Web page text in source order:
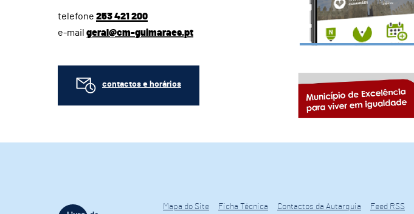
telefone 253 421 200
e-mail geral@cm-guimaraes.pt
contactos e horários
Mapa do Site Ficha Técnica Contactos da Autarquia Feed RSS